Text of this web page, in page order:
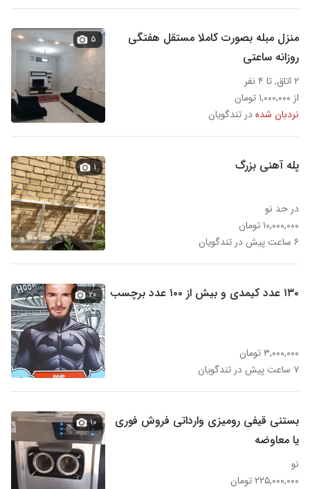
منزل مبله بصورت کاملا مستقل هفتگی
روزانه ساعتی
۲ اتاق, تا ۴ نفر
از ۱,۰۰۰,۰۰۰ تومان
نردبان شدهدر تندگویان
۵
پله آهنی بزرگ
در حد نو
۱۰,۰۰۰,۰۰۰ تومان
۶ ساعت پیش در تندگویان
۱
۱۳۰ عدد کیمدی و بیش از ۱۰۰ عدد برچسب
۳,۰۰۰,۰۰۰ تومان
۷ ساعت پیش در تندگویان
۲۰
بستنی قیفی رومیزی وارداتی فروش فوری
یا معاوضه
نو
۲۲۵,۰۰۰,۰۰۰ تومان
۱۰